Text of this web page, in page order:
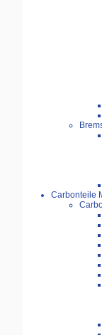
Carbonteile